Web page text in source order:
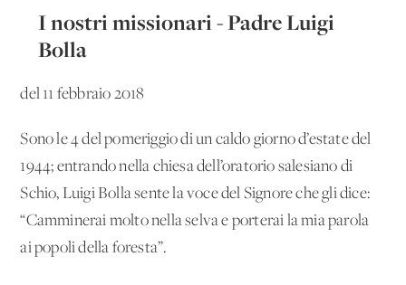
I nostri missionari - Padre Luigi
Bolla
del 11 febbraio 2018
Sono le 4 del pomeriggio di un caldo giorno d’estate del
1944; entrando nella chiesa dell’oratorio salesiano di
Schio, Luigi Bolla sente la voce del Signore che gli dice:
“Camminerai molto nella selva e porterai la mia parola
ai popoli della foresta”.